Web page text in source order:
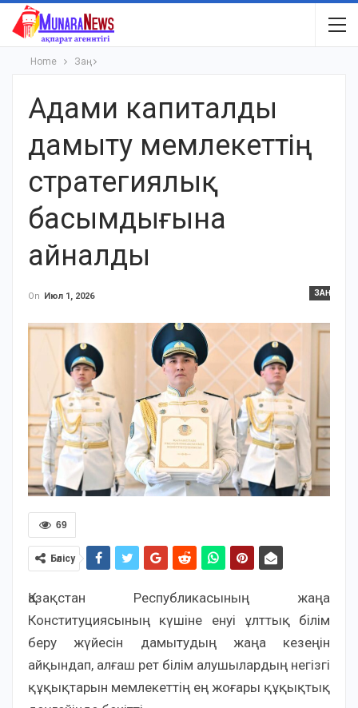
Home Заң
Адами капиталды
дамыту мемлекеттің
стратегиялық
басымдығына
айналды
ЗАҢ
On Июл 1, 2026
69
Бөлісу
Қазақстан Республикасының жаңа
Конституциясының күшіне енуі ұлттық білім
беру жүйесін дамытудың жаңа кезеңін
айқындап, алғаш рет білім алушылардың негізгі
құқықтарын мемлекеттің ең жоғары құқықтық